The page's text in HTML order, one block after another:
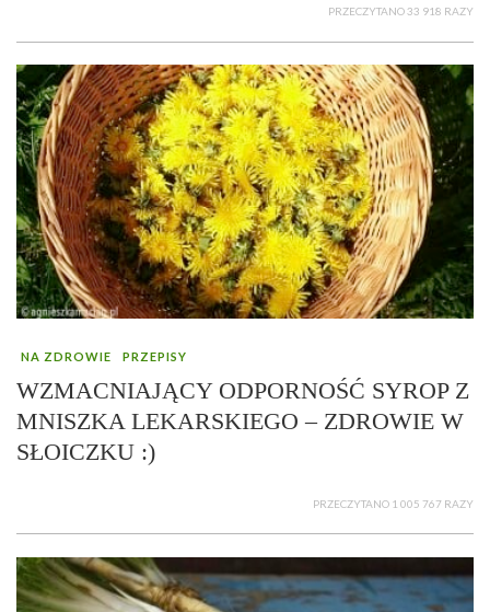
PRZECZYTANO 33 918 RAZY
NA ZDROWIE PRZEPISY
WZMACNIAJĄCY ODPORNOŚĆ SYROP Z
MNISZKA LEKARSKIEGO – ZDROWIE W
SŁOICZKU :)
PRZECZYTANO 1 005 767 RAZY